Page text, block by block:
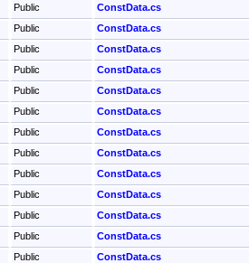
Public ConstData.cs
Public ConstData.cs
Public ConstData.cs
Public ConstData.cs
Public ConstData.cs
Public ConstData.cs
Public ConstData.cs
Public ConstData.cs
Public ConstData.cs
Public ConstData.cs
Public ConstData.cs
Public ConstData.cs
Public ConstData.cs